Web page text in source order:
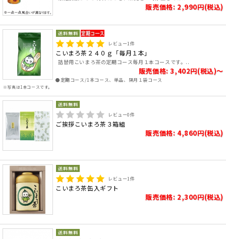
販売価格: 2,990円(税込)
※写真は1本コースです。
レビュー1件
こいまろ茶２４０ｇ「毎月１本」
詰替用こいまろ茶の定期コース毎月１本コースです。..
販売価格: 3,402円(税込)～
●定期コース/1本コース、単品、隔月１袋コース
レビュー0件
ご挨拶こいまろ茶３箱組
販売価格: 4,860円(税込)
レビュー1件
こいまろ茶缶入ギフト
販売価格: 2,300円(税込)